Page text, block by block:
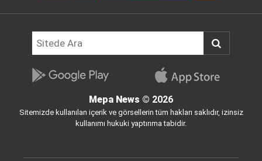
Mepa News © 2026
Sitemizde kullanılan içerik ve görsellerin tüm hakları saklıdır, izinsiz
kullanımı hukuki yaptırıma tabidir.